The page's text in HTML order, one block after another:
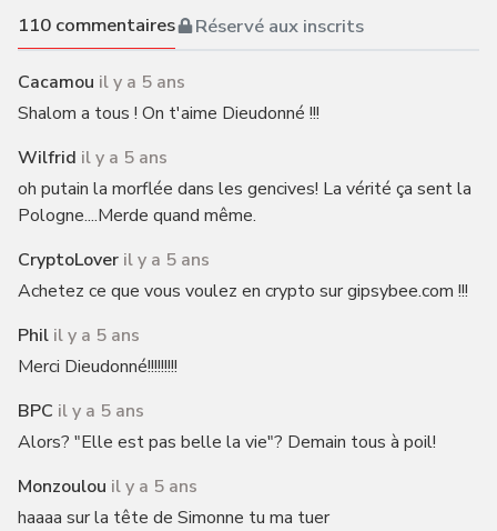
110commentaires Réservé aux inscrits
Cacamou il y a 5 ans
Shalom a tous ! On t'aime Dieudonné !!!
Wilfrid il y a 5 ans
oh putain la morflée dans les gencives! La vérité ça sent la
Pologne....Merde quand même.
CryptoLover il y a 5 ans
Achetez ce que vous voulez en crypto sur gipsybee.com !!!
Phil il y a 5 ans
Merci Dieudonné!!!!!!!!!
BPC il y a 5 ans
Alors? "Elle est pas belle la vie"? Demain tous à poil!
Monzoulou il y a 5 ans
haaaa sur la tête de Simonne tu ma tuer